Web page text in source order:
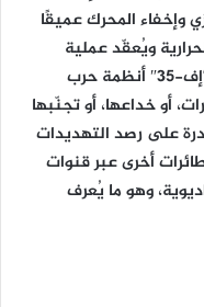
وإخفاء المحرك عميقًا
ويُعقّد عملية
الاستهداف. وإلى جانب ذلك، تستخدم “إف-35″ أنظمة حرب
أو خداعها، أو تجنّبها
على رصد التهديدات
أخرى عبر قنوات
وهو ما يُعرف